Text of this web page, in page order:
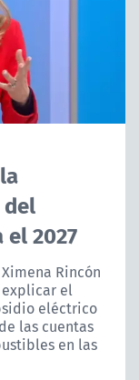
2027
Rincón
explicar el
eléctrico
las cuentas
en las